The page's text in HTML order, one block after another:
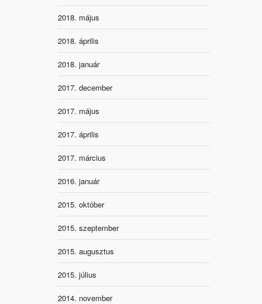
2018. május
2018. április
2018. január
2017. december
2017. május
2017. április
2017. március
2016. január
2015. október
2015. szeptember
2015. augusztus
2015. július
2014. november